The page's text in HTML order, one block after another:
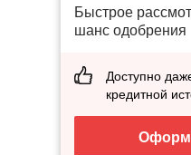
Быстрое
шанс одобрения
Доступно
кредитной